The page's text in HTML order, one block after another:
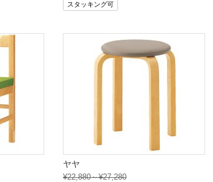
スタッキング可
ヤヤ
¥22,880～¥27,280